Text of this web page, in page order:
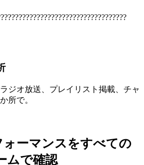
ジオ放送、プレイリスト掲載、チャ
所で。
ォーマンスをすべての
ムで確認